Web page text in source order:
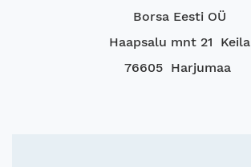
Borsa Eesti OÜ
Haapsalu mnt 21 Keila
76605 Harjumaa